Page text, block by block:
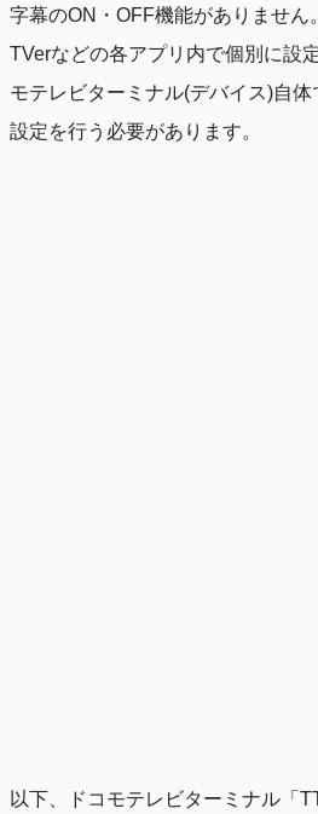
字幕のON・OFF機能がありません。
TVerなどの各アプリ内で個別に設
モテレビターミナル(デバイス)自
設定を行う必要があります。
以下、ドコモテレビターミナル「